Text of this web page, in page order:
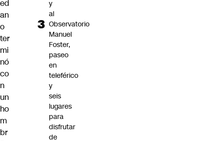
ed
an
o
ter
mi
nó
co
n
un
ho
m
br
y
al
Observatorio
Manuel
Foster,
paseo
en
teleférico
y
seis
lugares
para
disfrutar
de